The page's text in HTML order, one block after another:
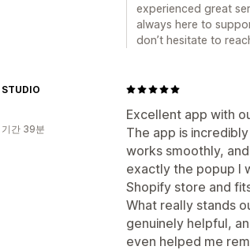
experienced great
always here to
don’t hesitate to
Excellent app with
The app is
works smoothly,
exactly the popup I
Shopify store and
What really stands
genuinely helpful,
even helped me
STUDIO
간 39분